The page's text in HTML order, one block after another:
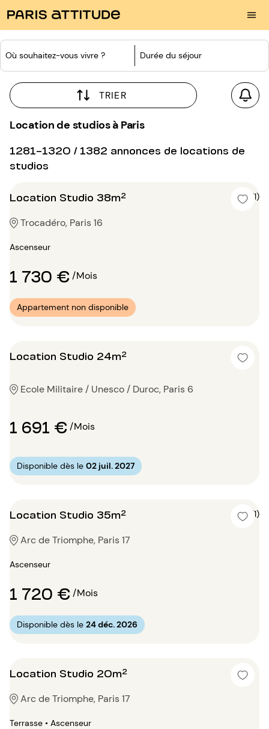
Où souhaitez-vous vivre ? Durée du séjour
TRIER
Location de studios à Paris
1281-1320 / 1382 annonces de locations de
studios
Location Studio 38m² 4 (1)
Trocadéro, Paris 16
Ascenseur
1 730 €/Mois
Appartement non disponible
Location Studio 24m²
Ecole Militaire / Unesco / Duroc, Paris 6
1 691 €/Mois
Disponible dès le 02 juil. 2027
Location Studio 35m² 4 (1)
Arc de Triomphe, Paris 17
Ascenseur
1 720 €/Mois
Disponible dès le 24 déc. 2026
Location Studio 20m²
Arc de Triomphe, Paris 17
Terrasse • Ascenseur